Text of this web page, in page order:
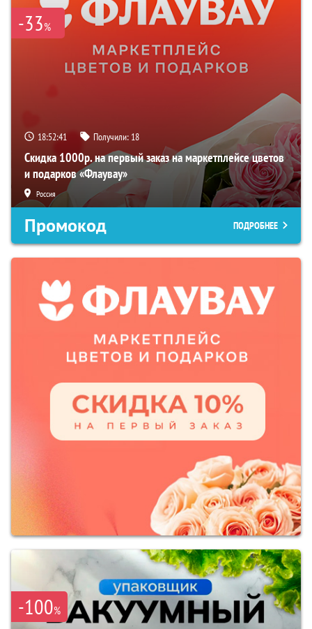
-33%
18:52:40 Получили: 18
Скидка 1000р. на первый заказ на маркетплейсе цветов
и подарков «Флаувау»
Россия
Промокод ПОДРОБНЕЕ
-100%